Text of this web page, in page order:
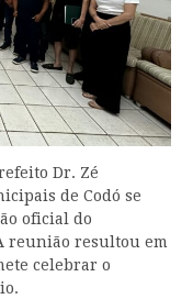
Dr. Zé
de Codó se
oficial do
reunião resultou em
celebrar o